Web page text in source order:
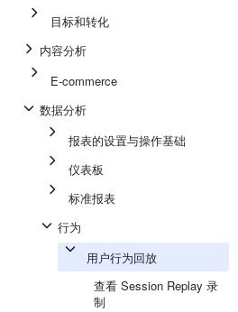
目标和转化
内容分析
E-commerce
数据分析
报表的设置与操作基础
仪表板
标准报表
行为
用户行为回放
查看 Session Replay 录
制